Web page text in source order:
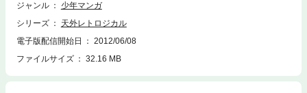
ジャンル
少年マンガ
シリーズ
天外レトロジカル
電子版配信開始日
2012/06/08
ファイルサイズ
32.16 MB